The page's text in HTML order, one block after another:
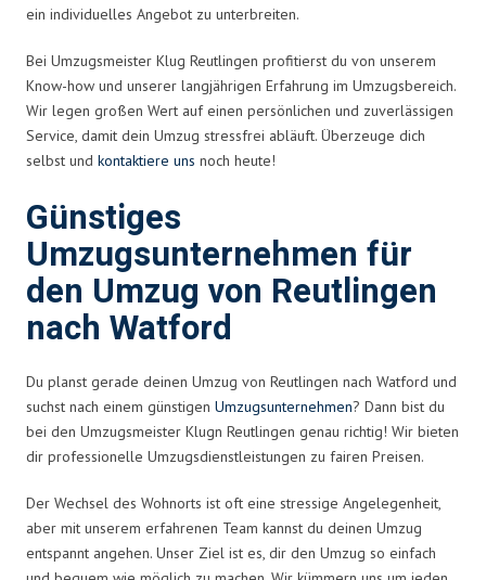
ein individuelles Angebot zu unterbreiten.
Bei Umzugsmeister Klug Reutlingen profitierst du von unserem
Know-how und unserer langjährigen Erfahrung im Umzugsbereich.
Wir legen großen Wert auf einen persönlichen und zuverlässigen
Service, damit dein Umzug stressfrei abläuft. Überzeuge dich
selbst und kontaktiere uns noch heute!
Günstiges
Umzugsunternehmen für
den Umzug von Reutlingen
nach Watford
Du planst gerade deinen Umzug von Reutlingen nach Watford und
suchst nach einem günstigen Umzugsunternehmen? Dann bist du
bei den Umzugsmeister Klugn Reutlingen genau richtig! Wir bieten
dir professionelle Umzugsdienstleistungen zu fairen Preisen.
Der Wechsel des Wohnorts ist oft eine stressige Angelegenheit,
aber mit unserem erfahrenen Team kannst du deinen Umzug
entspannt angehen. Unser Ziel ist es, dir den Umzug so einfach